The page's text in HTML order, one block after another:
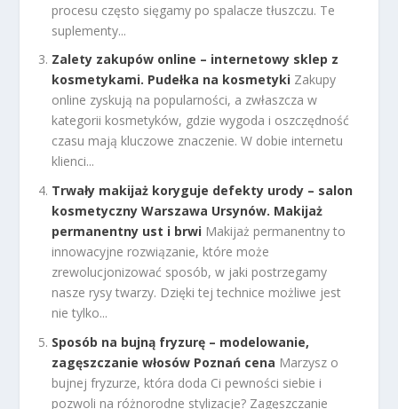
procesu często sięgamy po spalacze tłuszczu. Te
suplementy...
Zalety zakupów online – internetowy sklep z
kosmetykami. Pudełka na kosmetyki Zakupy
online zyskują na popularności, a zwłaszcza w
kategorii kosmetyków, gdzie wygoda i oszczędność
czasu mają kluczowe znaczenie. W dobie internetu
klienci...
Trwały makijaż koryguje defekty urody – salon
kosmetyczny Warszawa Ursynów. Makijaż
permanentny ust i brwi Makijaż permanentny to
innowacyjne rozwiązanie, które może
zrewolucjonizować sposób, w jaki postrzegamy
nasze rysy twarzy. Dzięki tej technice możliwe jest
nie tylko...
Sposób na bujną fryzurę – modelowanie,
zagęszczanie włosów Poznań cena Marzysz o
bujnej fryzurze, która doda Ci pewności siebie i
pozwoli na różnorodne stylizacje? Zagęszczanie